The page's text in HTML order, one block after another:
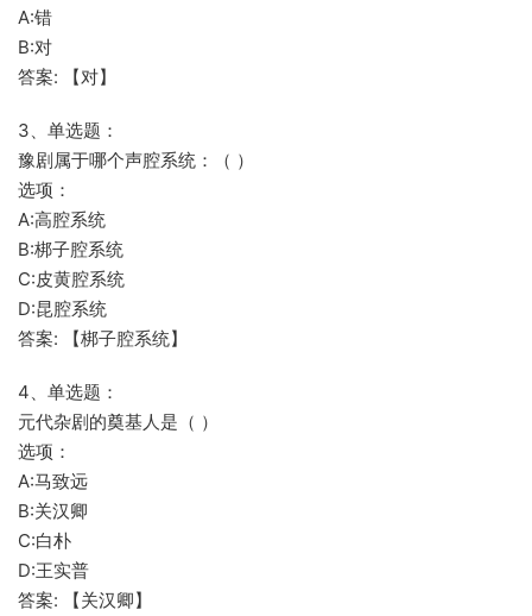
A:错
B:对
答案: 【对】
3、单选题：
豫剧属于哪个声腔系统：（ ）
选项：
A:高腔系统
B:梆子腔系统
C:皮黄腔系统
D:昆腔系统
答案: 【梆子腔系统】
4、单选题：
元代杂剧的奠基人是（ ）
选项：
A:马致远
B:关汉卿
C:白朴
D:王实普
答案: 【关汉卿】